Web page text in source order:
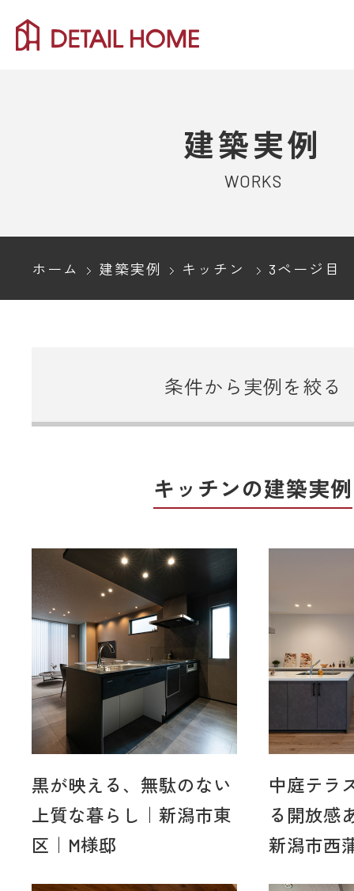
建築実例
WORKS
ホーム 建築実例 キッチン 3ページ目
条件から実例を絞る
キッチンの建築実例
黒が映える、無駄のない
上質な暮らし｜新潟市東
区｜M様邸
中庭テラ
る開放感
新潟市西